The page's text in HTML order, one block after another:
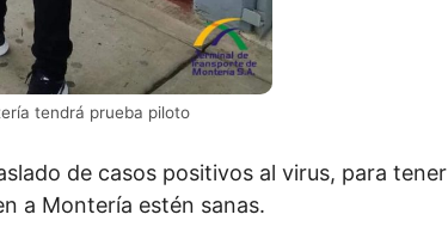
tendrá prueba piloto
de casos positivos al virus, para tener
a Montería estén sanas.